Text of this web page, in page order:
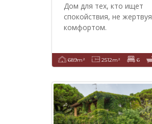
Дом для тех, кто ищет
спокойствия, не жертвуя
комфортом.
689m² 2512m² 6